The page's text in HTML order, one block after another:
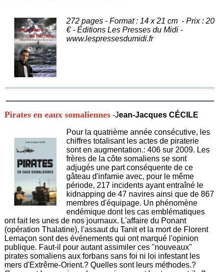
272 pages - Format : 14 x 21 cm - Prix : 20
€ - Éditions Les Presses du Midi -
www.lespressesdumidi.fr
Pirates en eaux somaliennes -Jean-Jacques CÉCILE
Pour la quatrième année consécutive, les
chiffres totalisant les actes de piraterie
sont en augmentation.: 406 sur 2009. Les
frères de la côte somaliens se sont
adjugés une part conséquente de ce
gâteau d'infamie avec, pour le même
période, 217 incidents ayant entraîné le
kidnapping de 47 navires ainsi que de 867
membres d'équipage. Un phénomène
endémique dont les cas emblématiques
ont fait les unes de nos journaux. L'affaire du Ponant
(opération Thalatine), l'assaut du Tanit et la mort de Florent
Lemaçon sont des événements qui ont marqué l'opinion
publique. Faut-il pour autant assimiler ces "nouveaux"
pirates somaliens aux forbans sans foi ni loi infestant les
mers d'Extrême-Orient.? Quelles sont leurs méthodes.?